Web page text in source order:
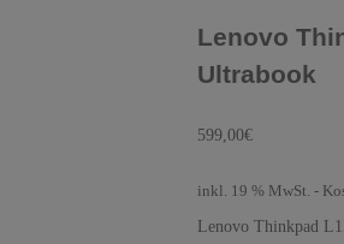
Lenovo
Ultrabook
599,00€
inkl. 19 % MwSt. -
Lenovo Thinkpad